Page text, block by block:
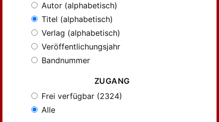
Autor (alphabetisch)
Titel (alphabetisch)
Verlag (alphabetisch)
Veröffentlichungsjahr
Bandnummer
ZUGANG
Frei verfügbar (2324)
Alle